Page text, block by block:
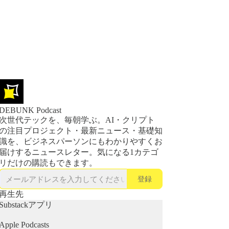
Podcast
次世代テックを、毎朝学ぶ。AI・クリプト
注目プロジェクト・最新ニュース・基礎知
を、ビジネスパーソンにもわかりやすくお
届けするニュースレター。気になる1カテゴ
リだけの購読もできます。
登録
生先
Substackアプリ
Apple Podcasts